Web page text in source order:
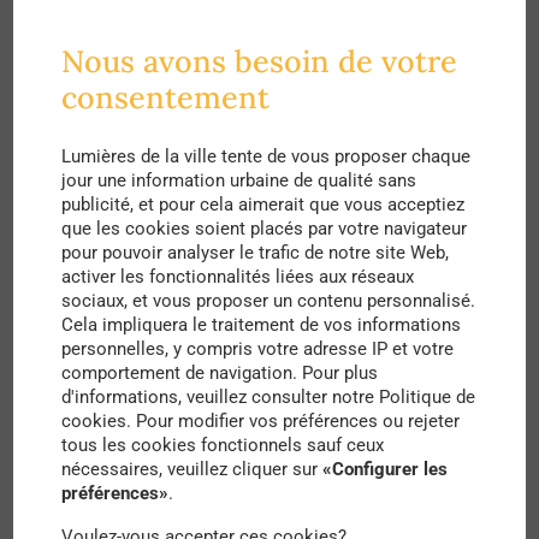
longue durée et les autres phénomènes de
manière plus précise qu’à l’échelle nationale.
d’abord, le taux de logements vacants a atteint
19% du parc parisien en 2020, contre 14% en
2011. Une augmentation due en partie à ces
fameux logements vacants de longue durée, mais
aussi aux résidences secondaires et aux
logements occasionnels utilisés pour des raisons
professionnelles. Cela résulte également de
l’essor des meublés touristiques type Airbnb avec
un taux de fraude élevé malgré une politique de
régulation assez avancée à Paris.
Nous avons besoin de votre
consentement
Lumières de la ville tente de vous proposer chaque
jour une information urbaine de qualité sans
publicité, et pour cela aimerait que vous acceptiez
que les cookies soient placés par votre navigateur
pour pouvoir analyser le trafic de notre site Web,
activer les fonctionnalités liées aux réseaux
sociaux, et vous proposer un contenu personnalisé.
Cela impliquera le traitement de vos informations
personnelles, y compris votre adresse IP et votre
comportement de navigation. Pour plus
d'informations, veuillez consulter notre Politique de
cookies. Pour modifier vos préférences ou rejeter
tous les cookies fonctionnels sauf ceux
nécessaires, veuillez cliquer sur«Configurer les
préférences».